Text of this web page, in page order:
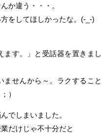
か違う・・・。
をしてほしかったな。(-_-)
ます。」と受話器を置きまし
ませんから～。ラクすること
）
でしまいました。
だけじゃ不十分だと